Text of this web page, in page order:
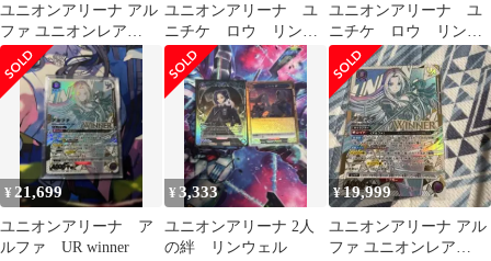
ユニオンアリーナ アル
ファ ユニオンレア
WINNER 未開封
ユニオンアリーナ ユ
ニチケ ロウ リンウ
ェル 計8枚
ユニオンアリーナ ユ
ニチケ ロウ リンウ
ェル プロモ 4枚ずつ
¥ 21,699
ユニオンアリーナ ア
ルファ UR winner
¥3,333
ユニオンアリーナ 2人
の絆 リンウェル
¥19,999
ユニオンアリーナ アル
ファ ユニオンレア